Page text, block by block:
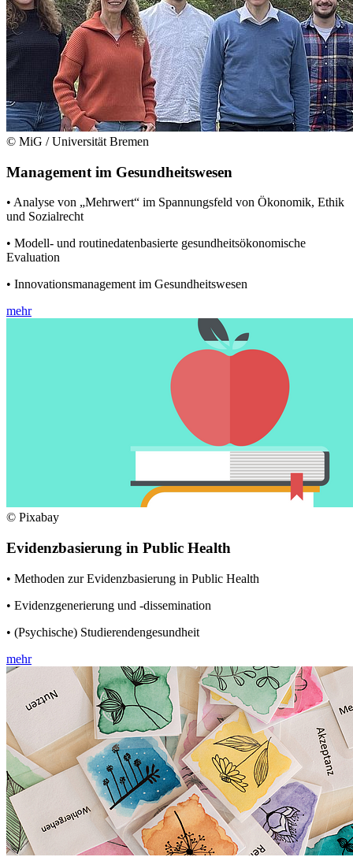
© MiG / Universität Bremen
Management im Gesundheitswesen
• Analyse von „Mehrwert“ im Spannungsfeld von Ökonomik, Ethik
und Sozialrecht
• Modell- und routinedatenbasierte gesundheitsökonomische
Evaluation
• Innovationsmanagement im Gesundheitswesen
mehr
© Pixabay
Evidenzbasierung in Public Health
• Methoden zur Evidenzbasierung in Public Health
• Evidenzgenerierung und -dissemination
• (Psychische) Studierendengesundheit
mehr